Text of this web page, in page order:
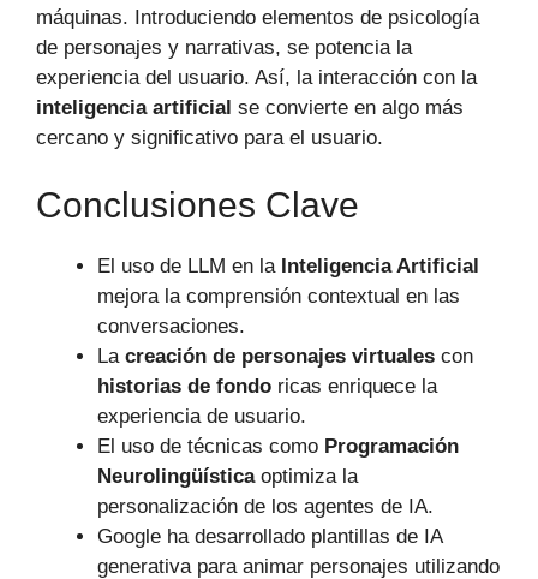
máquinas. Introduciendo elementos de psicología
de personajes y narrativas, se potencia la
experiencia del usuario. Así, la interacción con la
inteligencia artificial se convierte en algo más
cercano y significativo para el usuario.
Conclusiones Clave
El uso de LLM en la Inteligencia Artificial
mejora la comprensión contextual en las
conversaciones.
La creación de personajes virtuales con
historias de fondo ricas enriquece la
experiencia de usuario.
El uso de técnicas como Programación
Neurolingüísticaoptimiza la
personalización de los agentes de IA.
Google ha desarrollado plantillas de IA
generativa para animar personajes utilizando